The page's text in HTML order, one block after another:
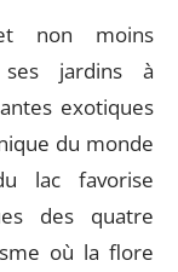
non moins
ses jardins à
exotiques
du monde
lac favorise
des quatre
où la flore